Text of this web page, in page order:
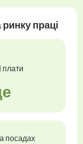
праці
плати
посадах